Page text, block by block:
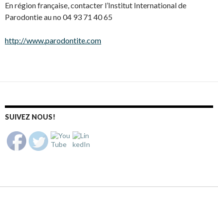
En région française, contacter l’Institut International de
Parodontie au no 04 93 71 40 65
http://www.parodontite.com
SUIVEZ NOUS!